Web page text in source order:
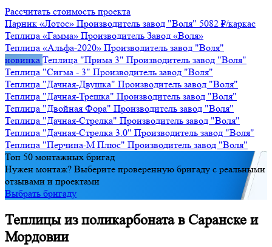
Рассчитать стоимость проекта
Парник «Лотос» Производитель завод "Воля" 5082 ₽/каркас
Теплица «Гамма» Производитель Завод «Воля»
Теплица «Альфа-2020» Производитель завод "Воля"
новинка Теплица "Прима 3" Производитель завод "Воля"
Теплица "Сигма - 3" Производитель завод "Воля"
Теплица "Дачная-Двушка" Производитель завод "Воля"
Теплица "Дачная-Трешка" Производитель завод "Воля"
Теплица "Двойная Фора" Производитель завод "Воля"
Теплица "Дачная-Стрелка" Производитель завод "Воля"
Теплица "Дачная-Стрелка 3.0" Производитель завод "Воля"
Теплица "Перчина-М Плюс" Производитель завод "Воля"
Топ 50 монтажных бригад
Нужен монтаж? Выберите проверенную бригаду с реальными
отзывами и проектами
Выбрать бригаду
Теплицы из поликарбоната в Саранске и
Мордовии